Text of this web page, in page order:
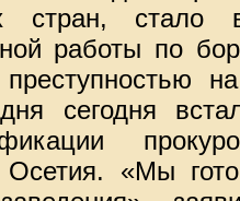
стран, стало
работы по
преступностью
сегодня
«Мы